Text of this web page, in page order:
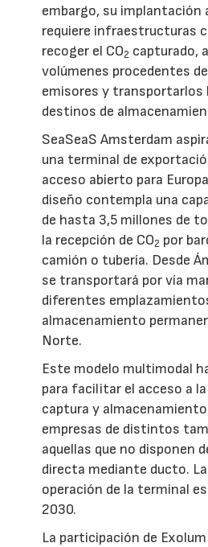
embargo, su implantación
requiere infraestructuras
recoger el CO2 capturado,
volúmenes procedentes
emisores y transportarlos
destinos de
SeaSeaS Amsterdam
una terminal de
acceso abierto para
diseño contempla una
de hasta 3,5 millones de
la recepción de CO2 por
camión o tubería. Desde
se transportará por vía
diferentes
almacenamiento
Norte.
Este modelo multimodal
para facilitar el acceso a la
captura y
empresas de distintos
aquellas que no disponen
directa mediante ducto.
operación de la terminal
2030.
La participación de